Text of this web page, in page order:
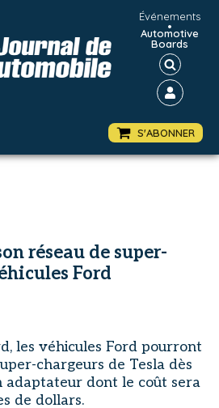
Événements
•
Automotive
Boards
S'ABONNER
réseau de super-
Ford
les véhicules Ford pourront
chargeurs de Tesla dès
adaptateur dont le coût sera
de dollars.